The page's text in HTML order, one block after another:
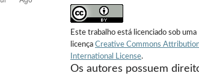
Este trabalho está licenciado sob uma
licença Creative Commons
International License.
Os autores possuem